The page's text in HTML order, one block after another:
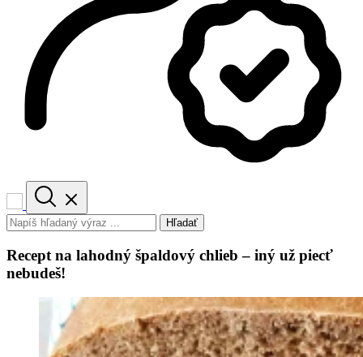
Hľadať
Recept na lahodný špaldový chlieb – iný už piecť
nebudeš!